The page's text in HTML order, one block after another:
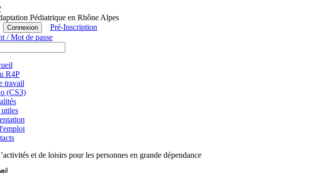
Pédiatrique en Rhône Alpes
Pré-Inscription
/ Mot de passe
R4P
travail
(CS3)
et de loisirs pour les personnes en grande dépendance